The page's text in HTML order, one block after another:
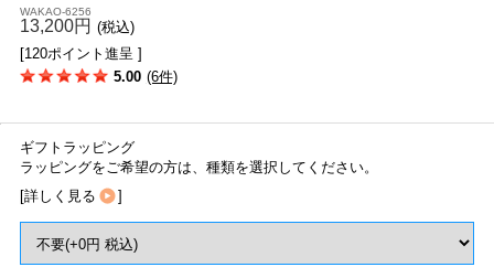
WAKAO-6256
13,200円 (税込)
[120ポイント進呈 ]
5.00 (6件)
ギフトラッピング
ラッピングをご希望の方は、種類を選択してください。
[詳しく見る ]